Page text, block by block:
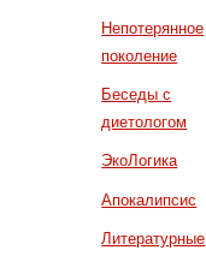
Непотерянное
поколение
Беседы с
диетологом
ЭкоЛогика
Апокалипсис
Литературные